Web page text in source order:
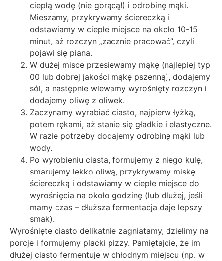
ciepłą wodę (nie gorącą!) i odrobinę mąki.
Mieszamy, przykrywamy ściereczką i
odstawiamy w ciepłe miejsce na około 10-15
minut, aż rozczyn „zacznie pracować”, czyli
pojawi się piana.
W dużej misce przesiewamy mąkę (najlepiej typ
00 lub dobrej jakości mąkę pszenną), dodajemy
sól, a następnie wlewamy wyrośnięty rozczyn i
dodajemy oliwę z oliwek.
Zaczynamy wyrabiać ciasto, najpierw łyżką,
potem rękami, aż stanie się gładkie i elastyczne.
W razie potrzeby dodajemy odrobinę mąki lub
wody.
Po wyrobieniu ciasta, formujemy z niego kulę,
smarujemy lekko oliwą, przykrywamy miskę
ściereczką i odstawiamy w ciepłe miejsce do
wyrośnięcia na około godzinę (lub dłużej, jeśli
mamy czas – dłuższa fermentacja daje lepszy
smak).
Wyrośnięte ciasto delikatnie zagniatamy, dzielimy na
porcje i formujemy placki pizzy. Pamiętajcie, że im
dłużej ciasto fermentuje w chłodnym miejscu (np. w